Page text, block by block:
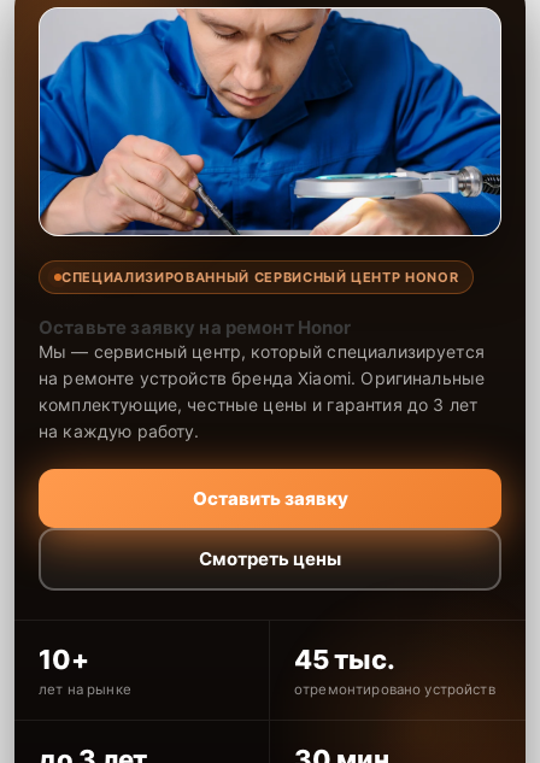
СПЕЦИАЛИЗИРОВАННЫЙ СЕРВИСНЫЙ ЦЕНТР HONOR
Оставьте заявку на ремонт Honor
Мы — сервисный центр, который специализируется
на ремонте устройств бренда Xiaomi. Оригинальные
комплектующие, честные цены и гарантия до 3 лет
на каждую работу.
Оставить заявку
Смотреть цены
10+
лет на рынке
45 тыс.
отремонтировано устройств